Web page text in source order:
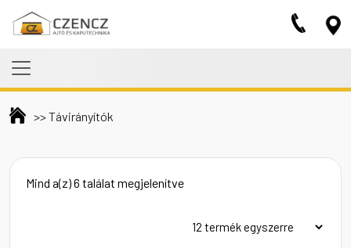
Skip to main content
>>Távirányítók
Mind a(z) 6 találat megjelenítve